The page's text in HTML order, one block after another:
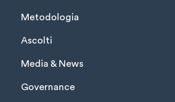
Metodologia
Ascolti
Media & News
Governance